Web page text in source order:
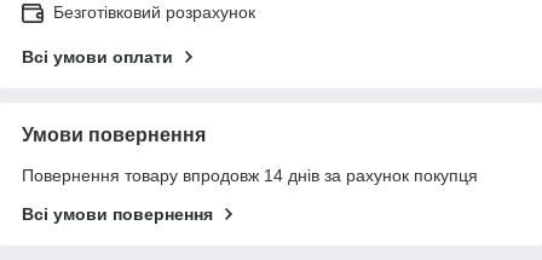
Безготівковий розрахунок
Всі умови оплати
Умови повернення
Повернення товару впродовж 14 днів за рахунок покупця
Всі умови повернення